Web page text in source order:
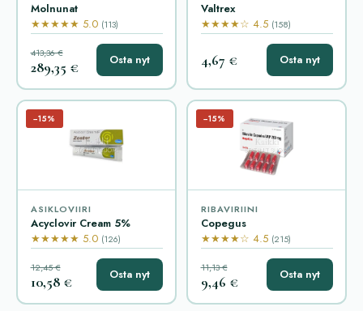
Molnunat
★★★★★ 5.0 (113)
413,36 €
289,35 € Osta nyt
Valtrex
★★★★☆ 4.5 (158)
4,67 € Osta nyt
−15%
ASIKLOVIIRI
Acyclovir Cream 5%
★★★★★ 5.0 (126)
12,45 €
10,58 € Osta nyt
−15%
RIBAVIRIINI
Copegus
★★★★☆ 4.5 (215)
11,13 €
9,46 € Osta nyt